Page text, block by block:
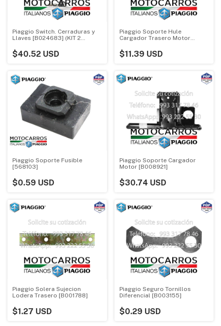
Piaggio Switch. Cerraduras y
Llaves [B024683] (KIT 2
$40.52 USD
Piaggio Soporte Hule
Cargador Trasero Motor
$11.39 USD
Piaggio Soporte Fusible
[568103]
$0.59 USD
Piaggio Soporte Cargador
Motor [B008921]
$30.74 USD
Piaggio Solera Sujecion
Lodera Trasero [B001788]
$1.27 USD
Piaggio Seguro Tornillos
Diferencial [B003155]
$0.29 USD